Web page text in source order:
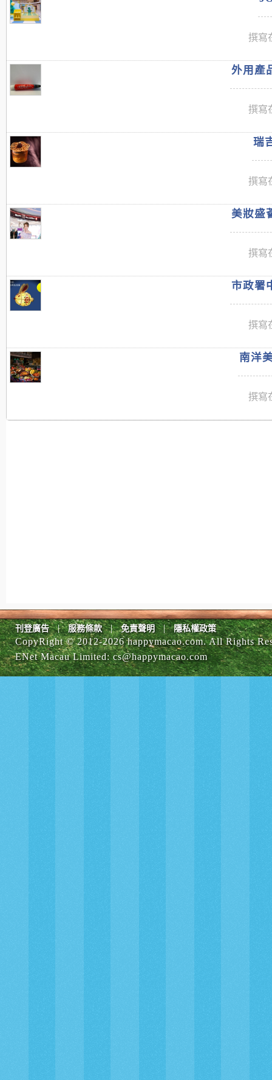
撰寫
外用產
撰寫
瑞
撰寫
美妝盛
撰寫
市政署
撰寫
南洋
撰寫
刊登廣告 | 服務條款 | 免責聲明 | 隱私權政策
CopyRight © 2012-2026 happymacao.com. All Rights
ENet Macau Limited:cs@happymacao.com